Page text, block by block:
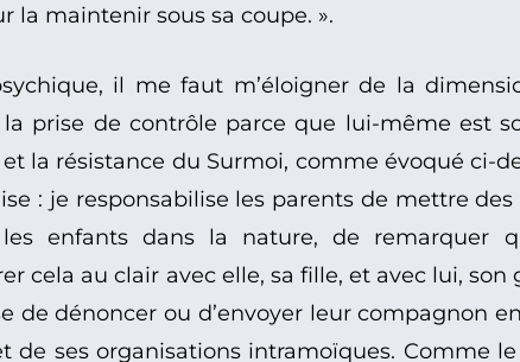
la maintenir sous sa coupe. ».
il me faut m’éloigner de la
prise de contrôle parce que lui-même est
la résistance du Surmoi, comme évoqué ci-
: je responsabilise les parents de mettre
enfants dans la nature, de
cela au clair avec elle, sa fille, et avec lui,
de dénoncer ou d’envoyer leur compagnon
de ses organisations intramoïques. Comme